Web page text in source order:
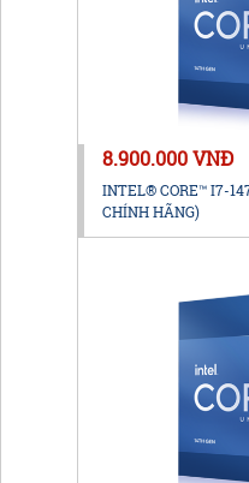
8.900.000 VNĐ
INTEL® CORE™ I7-
CHÍNH HÃNG)